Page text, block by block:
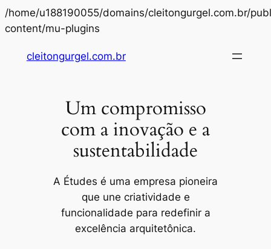
/home/u188190055/domains/cleitongurgel.com.br/
content/mu-plugins
o
cleitongurgel.com.br
Um compromisso
com a inovação e a
sustentabilidade
A Études é uma empresa pioneira
que une criatividade e
funcionalidade para redefinir a
excelência arquitetônica.